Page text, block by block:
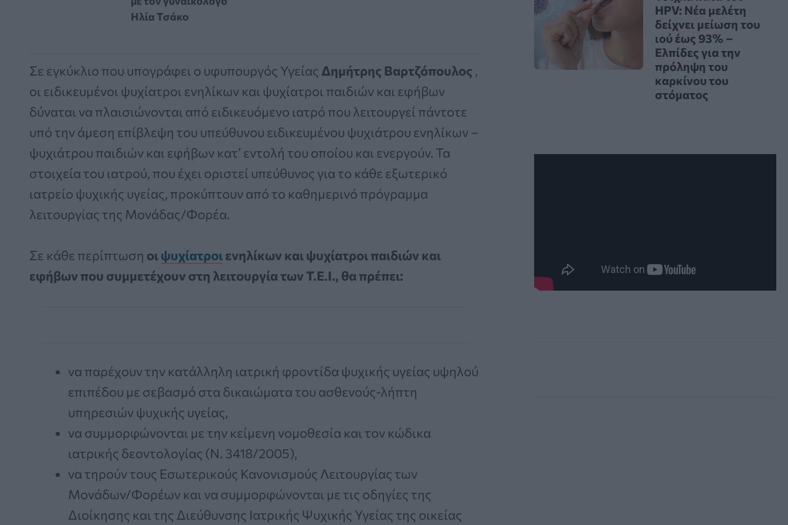
Ηλία Τσάκο
Σε εγκύκλιο που υπογράφει ο υφυπουργός Υγείας Δημήτρης Βαρτζόπουλος ,
οι ειδικευμένοι ψυχίατροι ενηλίκων και ψυχίατροι παιδιών και εφήβων
δύναται να πλαισιώνονται από ειδικευόμενο ιατρό που λειτουργεί πάντοτε
υπό την άμεση επίβλεψη του υπεύθυνου ειδικευμένου ψυχιάτρου ενηλίκων –
ψυχιάτρου παιδιών και εφήβων κατ’ εντολή του οποίου και ενεργούν. Τα
στοιχεία του ιατρού, που έχει οριστεί υπεύθυνος για το κάθε εξωτερικό
ιατρείο ψυχικής υγείας, προκύπτουν από το καθημερινό πρόγραμμα
λειτουργίας της Μονάδας/Φορέα.
Σε κάθε περίπτωση οιψυχίατροιενηλίκων και ψυχίατροι παιδιών και
εφήβων που συμμετέχουν στη λειτουργία των Τ.Ε.Ι., θα πρέπει:
να παρέχουν την κατάλληλη ιατρική φροντίδα ψυχικής υγείας υψηλού
επιπέδου με σεβασμό στα δικαιώματα του ασθενούς-λήπτη
υπηρεσιών ψυχικής υγείας,
να συμμορφώνονται με την κείμενη νομοθεσία και τον κώδικα
ιατρικής δεοντολογίας (Ν. 3418/2005),
να τηρούν τους Εσωτερικούς Κανονισμούς Λειτουργίας των
Μονάδων/Φορέων και να συμμορφώνονται με τις οδηγίες της
Διοίκησης και της Διεύθυνσης Ιατρικής Ψυχικής Υγείας της οικείας
HPV: Νέα μελέτη
δείχνει μείωση του
ιού έως 93% –
Ελπίδες για την
πρόληψη του
καρκίνου του
στόματος